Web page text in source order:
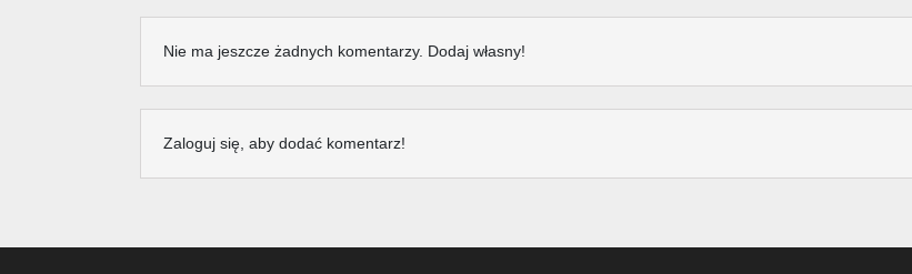
Nie ma jeszcze żadnych komentarzy. Dodaj własny!
Zaloguj się, aby dodać komentarz!